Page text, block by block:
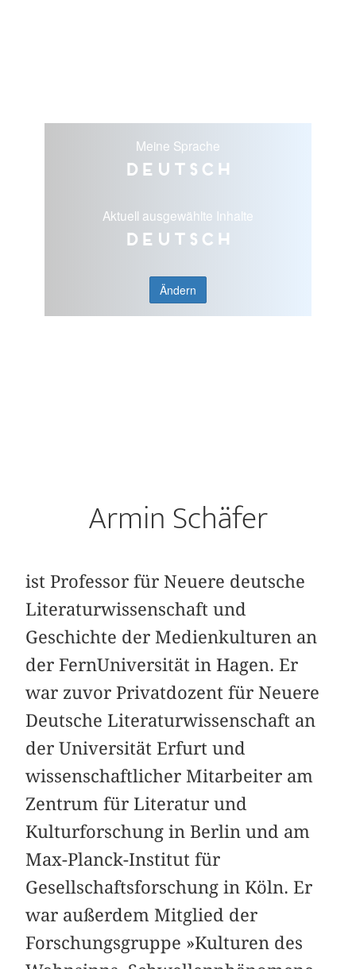
Meine Sprache
Deutsch
Aktuell ausgewählte Inhalte
Deutsch
Ändern
Armin Schäfer
ist Professor für Neuere deutsche
Literaturwissenschaft und
Geschichte der Medienkulturen an
der FernUniversität in Hagen. Er
war zuvor Privatdozent für Neuere
Deutsche Literaturwissenschaft an
der Universität Erfurt und
wissenschaftlicher Mitarbeiter am
Zentrum für Literatur und
Kulturforschung in Berlin und am
Max-Planck-Institut für
Gesellschaftsforschung in Köln. Er
war außerdem Mitglied der
Forschungsgruppe »Kulturen des